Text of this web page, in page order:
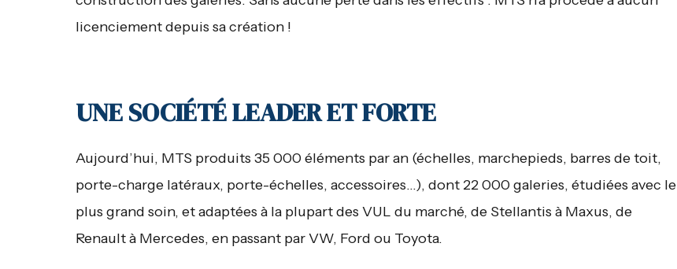
licenciement depuis sa création !
UNE SOCIÉTÉ LEADER ET FORTE
Aujourd’hui, MTS produits 35 000 éléments par an (échelles, marchepieds, barres de toit,
porte-charge latéraux, porte-échelles, accessoires…), dont 22 000 galeries, étudiées avec le
plus grand soin, et adaptées à la plupart des VUL du marché, de Stellantis à Maxus, de
Renault à Mercedes, en passant par VW, Ford ou Toyota.